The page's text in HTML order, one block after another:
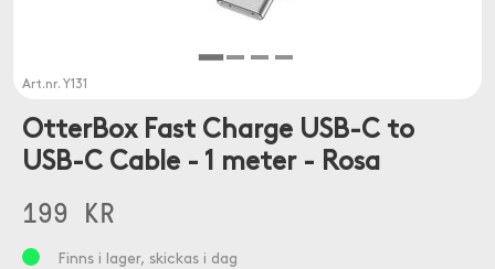
Art.nr. Y131
OtterBox Fast Charge USB-C to
USB-C Cable - 1 meter - Rosa
199 KR
Finns i lager, skickas i dag